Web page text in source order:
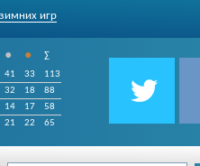
игр
• •
∑
41 33
113
32 18
88
14 17
58
21 22 65